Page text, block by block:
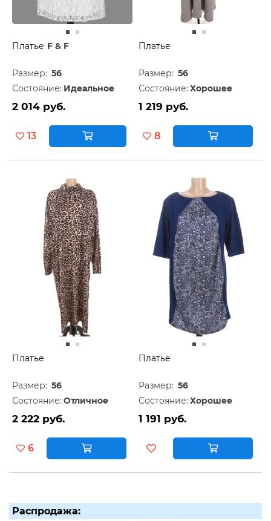
Платье F & F
Размер: 56
Состояние: Идеальное
2 014 руб.
13
Платье
Размер: 56
Состояние: Хорошее
1 219 руб.
8
Платье
Размер: 56
Состояние: Отличное
2 222 руб.
6
Платье
Размер: 56
Состояние: Хорошее
1 191 руб.
Распродажа: